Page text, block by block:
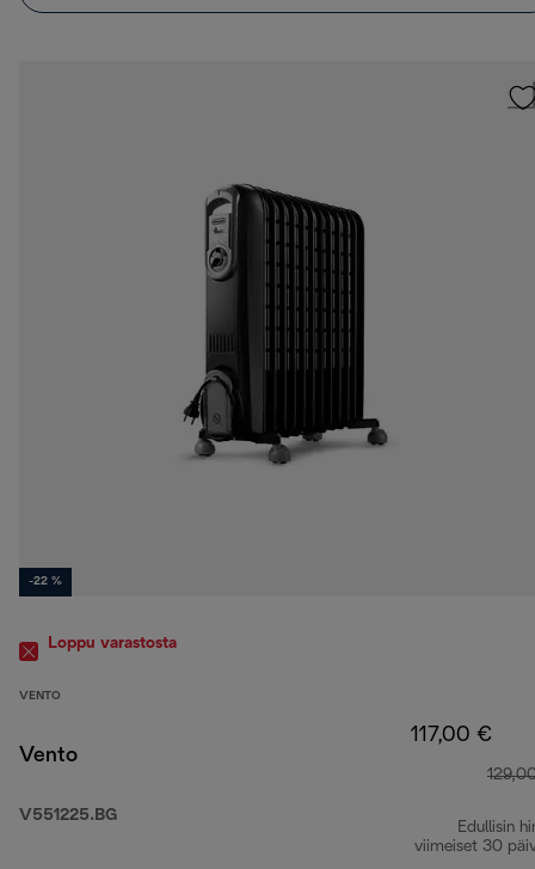
-22 %
Loppu varastosta
VENTO
Vento
V551225.BG
117,00 €
Edullisin
viimeiset 30